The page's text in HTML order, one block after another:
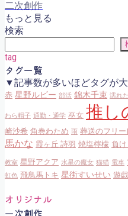
二次創作
もっと見る
検索
tag
タグ一覧
▼記事数が多いほどタグが
赤 星野ルビー 部活 錦木千束 濡れた
わら帽子 通勤・通学 巫女 推し
崎沙希 角巻わため 雨 葬送のフリー
馬かな 霞ヶ丘 詩羽 焼塩檸檬 負
教室 星野アクア 水星の魔女 猫猫 電車
虹色 飛鳥馬トキ 星街すいせい 遊
オリジナル